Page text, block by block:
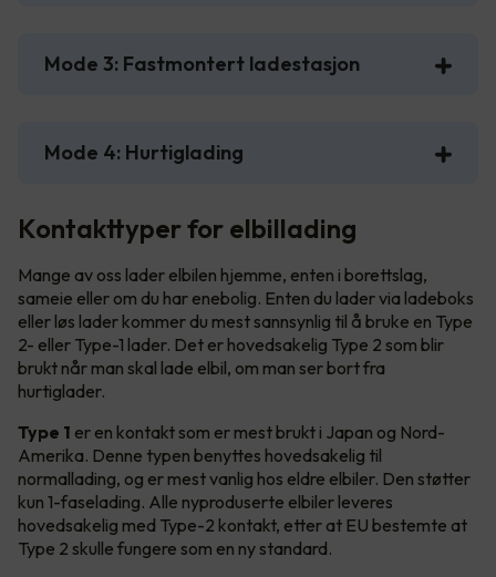
Mode 3: Fastmontert ladestasjon
Mode 4: Hurtiglading
Kontakttyper for elbillading
Mange av oss lader elbilen hjemme, enten i borettslag,
sameie eller om du har enebolig. Enten du lader via ladeboks
eller løs lader kommer du mest sannsynlig til å bruke en Type
2- eller Type-1 lader. Det er hovedsakelig Type 2 som blir
brukt når man skal lade elbil, om man ser bort fra
hurtiglader.
Type 1 er en kontakt som er mest brukt i Japan og Nord-
Amerika. Denne typen benyttes hovedsakelig til
normallading, og er mest vanlig hos eldre elbiler. Den støtter
kun 1-faselading. Alle nyproduserte elbiler leveres
hovedsakelig med Type-2 kontakt, etter at EU bestemte at
Type 2 skulle fungere som en ny standard.